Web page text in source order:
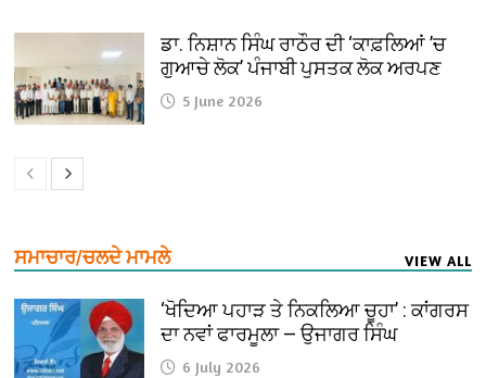
ਡਾ. ਨਿਸ਼ਾਨ ਸਿੰਘ ਰਾਠੌਰ ਦੀ ‘ਕਾਫ਼ਲਿਆਂ ’ਚ
ਗੁਆਚੇ ਲੋਕ’ ਪੰਜਾਬੀ ਪੁਸਤਕ ਲੋਕ ਅਰਪਣ
5 June 2026
ਸਮਾਚਾਰ/ਚਲਦੇ ਮਾਮਲੇ VIEW ALL
‘ਖੋਦਿਆ ਪਹਾੜ ਤੇ ਨਿਕਲਿਆ ਚੂਹਾ’ : ਕਾਂਗਰਸ
ਦਾ ਨਵਾਂ ਫਾਰਮੂਲਾ — ਉਜਾਗਰ ਸਿੰਘ
6 July 2026